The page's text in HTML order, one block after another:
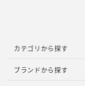
カテゴリから探す
ブランドから探す